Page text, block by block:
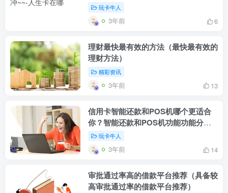
玩卡牛人
3年前 6
理财最快最有效的方法（最快最有效的
理财方法）
精彩资讯
3年前 13
信用卡智能还款和POS机哪个更适合
你？智能还款和POS机功能功能分析
比较玩卡牛人
3年前 14
审批通过率高的借款平台推荐（具备较
高审批通过率的借款平台推荐）